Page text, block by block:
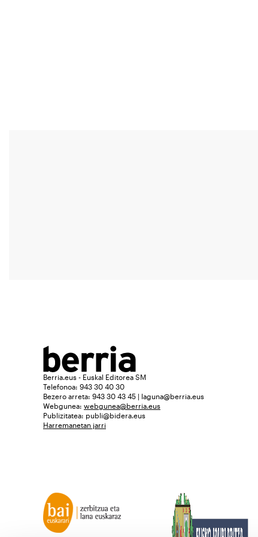
Berria.eus - Euskal Editorea SM
Telefonoa: 943 30 40 30
Bezero arreta: 943 30 43 45 | laguna@berria.eus
Webgunea: webgunea@berria.eus
Publizitatea: publi@bidera.eus
Harremanetan jarri